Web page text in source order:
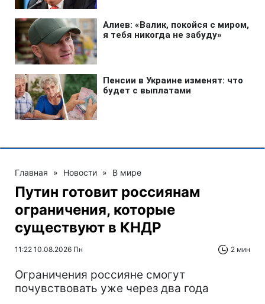
Главная » Новости » В мире
Путин готовит россиянам
ограничения, которые
существуют в КНДР
11:22 10.08.2026 Пн 2 мин
Ограничения россияне смогут
почувствовать уже через два года